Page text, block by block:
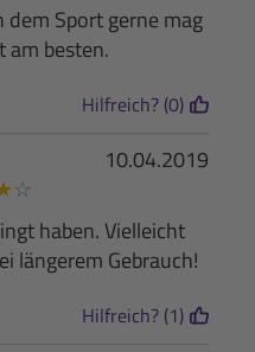
Sport gerne mag
am besten.
Hilfreich? (0)
10.04.2019
☆
haben. Vielleicht
längerem Gebrauch!
Hilfreich? (1)